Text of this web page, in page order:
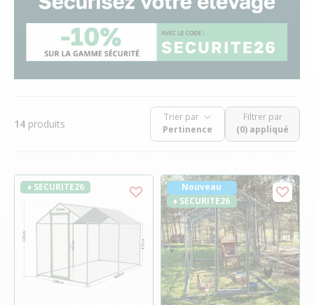
14 produits
Trier par
Filtrer par
(0) appliqué
♦ SECURITE26
Nouveau
♦ SECURITE26